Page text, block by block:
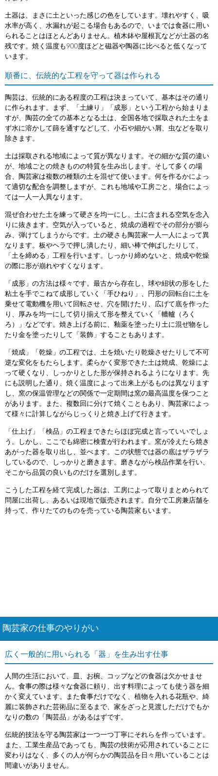
土器は、まさに土といった感じの色をしています。壊れやすく、吸
水率が高く、水漏れが起こる場合もあるので、いまでは食器に用い
られることはほとんどありません。植木鉢や屋根瓦などが土器の名
残です。焼く温度も900度ほどと磁器や陶器に比べると低くなって
います。
順番に、伝統的な工程を守って器は作られる
陶芸は、伝統的にある程度の工程は決まっていて、基本はその通り
に作られます。まず、「土練り」「成形」という工程から始まりま
すが、陶芸の全ての基本となる土は、全国各地で採取された土をま
ず水に溶かして篩を通すなどして、小石や細かい屑、虫などを取り
除きます。
土は採取される地域によって質が異なります。その細かな質の違い
が、地域ごとの焼きものの特質を生み出します。そして多くの場
合、陶芸家は複数の種類の土を混ぜて使います。何を作るかによっ
て適切な配合を調整しますが、これも地域や工房ごと、場合によっ
ては一人一人異なります。
混ぜ合わせた土を練って硬さを均一にし、土に含まれる空気を念入
りに抜きます。空気が入っていると、焼成の過程でその部分が膨ら
み、弾けてしまうからです。土の硬さも陶芸家一人一人によって異
なります。板やヘラで押し潰したり、細い棒で伸ばしたりして、
「土を締める」工程を行います。しっかり締めないと、焼成や乾燥
の際に形が崩れやすくなります。
「成形」の方法は様々です。最古から存在し、球や紐状の形をした
粘土を手でこねて成形していく「手ひねり」、円形の回転台に土を
乗せて電動機を用いて回転させ、穴を開けたり、広げて底を作った
り、厚みを均一にして切り揃えて形を整えていく「轆轤（ろく
ろ）」などです。焼き上げる前に、釉薬を塗ったり土に混ぜ物をし
たり金を塗ったりして「装飾」することもあります。
「焼成」「乾燥」の工程では、土を焼いたり乾燥させたりして不可
逆な変化をもたらします。柔らかく変形できた土は焼成、乾燥によ
って硬くなり、しっかりとした形が保持されるようになります。先
にも説明した通り、焼く温度によって出来上がるものは異なります
し、窯の保温管理などの関係で一定期間は窯の最高温度を保つこと
があります。また、複数回に分けて焼くこともあり、陶芸家によっ
て様々に計算しながらじっくりと焼き上げて行きます。
「仕上げ」「検品」の工程まできたらほぼ完成と言っていいでしょ
う。しかし、ここでも綿密に検査が行われます。窯が冷えたら焼き
あがった器を取り出し、並べます。この状態では器の底はザラザラ
しているので、しっかりと磨きます。磨きながら検品作業を行い、
そこから品質の良いものだけを選別します。
こうした工程を経て完成した器は、工房によって取りまとめられて
問屋に出荷し、あるいは現地で販売されます。自分で工房兼店舗を
持って、作りたてのものを売っている陶芸家もいます。
陶芸家の仕事のやりがい
広く一般的に用いられる「器」を生み出す仕事
人間の生活において、皿、お椀、コップなどの食器は欠かせませ
ん。食事の際は様々な食器に頼り、出す料理によっても使う器を細
かく変えています。また食事だけでなく、植物を入れる花瓶や、綺
麗に装飾された芸術品に至るまで、家をざっと見渡しただけでもか
なりの数の「陶芸品」があるはずです。
伝統的技法を守る陶芸家は一つ一つ丁寧にそれらを作っています。
また、工業生産品であっても、陶芸の技術が応用されていることに
変わりはなく、多くの人が何らかの陶芸品を日々用いていることは
間違いがありません。